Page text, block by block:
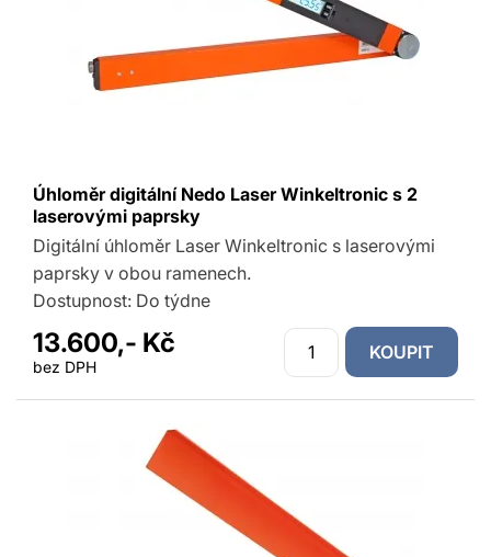
Úhloměr digitální Nedo Laser Winkeltronic s 2
laserovými paprsky
Digitální úhloměr Laser Winkeltronic s laserovými
paprsky v obou ramenech.
Dostupnost: Do týdne
13.600,- Kč
bez DPH
KOUPIT